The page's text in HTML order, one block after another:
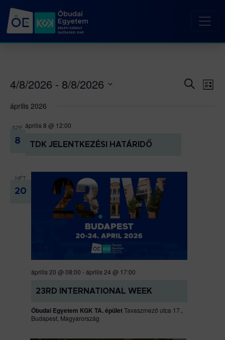
Keresett
Lista
4/8/2026 - 8/8/2026
kiválasztása.
április 2026
SZE
8
április 8 @ 12:00
TDK JELENTKEZÉSI HATÁRIDŐ
HÉT
20
április 20 @ 08:00 -április 24 @ 17:00
23RD INTERNATIONAL WEEK
Óbudai Egyetem KGK TA. épületTavaszmező utca 17.,
Budapest, Magyarország